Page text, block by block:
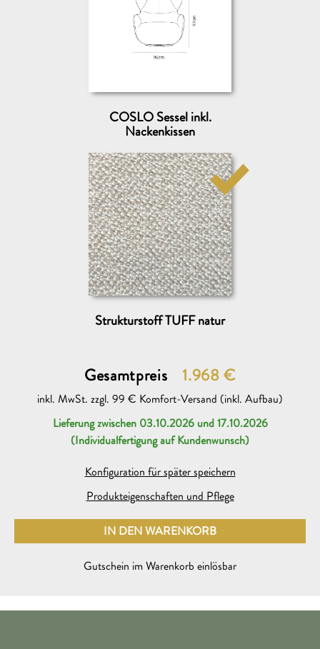
Wohin dürfen wir die Muster schicken?
Beratungsgespräch mit einem søfa.com Experten
Ich möchte dazu heute oder am folgenden Werktag (Mo bis
Sa 11-19 Uhr) auf folgender Rufnummer angerufen werden
Gutscheinneu
Bitte Gutschein-Code mitschicken zur Bestellung des
COSLO Sessel inkl.
Nackenkissen
Strukturstoff TUFF natur
Gesamtpreis 1.968€
inkl. MwSt. zzgl. 99 € Komfort-Versand (inkl. Aufbau)
Lieferung zwischen 03.10.2026 und 17.10.2026
(Individualfertigung auf Kundenwunsch)
Konfiguration für später speichern
Produkteigenschaften und Pflege
IN DEN WARENKORB
Gutschein im Warenkorb einlösbar